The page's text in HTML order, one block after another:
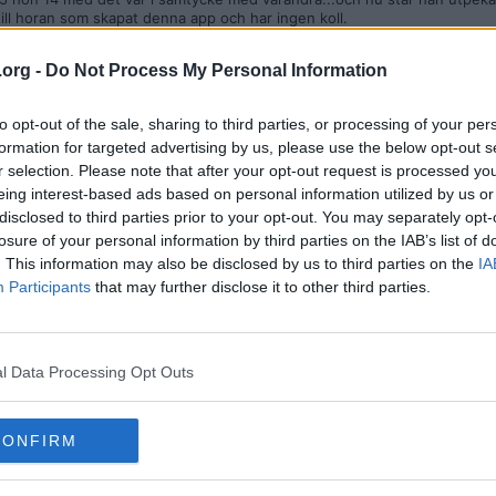
- Do Not Process My Personal Information
opt-out of the sale, sharing to third parties, or processing of your
for targeted advertising by us, please use the below opt-out
selection. Please note that after your opt-out request is processed
interest-based ads based on personal information utilized by us
to third parties prior to your opt-out. You may separately
of your personal information by third parties on the IAB’s list of
This information may also be disclosed by us to third parties on the
Participants that may further disclose it to other third parties.
Data Processing Opt Outs
horan som skapat denna app och har ingen koll.
med aset och kan be han ta bort det hon ljög om,och att han nyss
hennes mamma förstod.
app !!!
stad så köpte jag den...
STÅR MED. Han var 15år hon 14år och hade sex. Tjejen som hade
världens rövare att hon blivit våldtagen..i mitt hem..när jag var
odlingar på rummet, och spelade som att hon var typ 11 år i
var...men så sonen var på behandlingshem för bland annat PTSD mer
mig in i hans data o mobil ..hittade alla naken bilder hon skickat på
stanna hemma smyger du hit får du problem med sin mamma...efter
hon i hop och erkände allt var en lögn. Av ren rädsla för hennes
att han väntat utanför hennes skola med kniv, tvingat henne med
gröna hasch plantor och att hon sprang från våran lägenhet när han
SOM GÖR ILLA EN KVINNA.